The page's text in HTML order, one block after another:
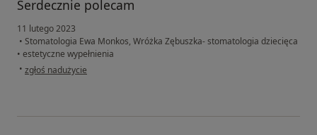
Serdecznie polecam
11 lutego 2023
• Stomatologia Ewa Monkos, Wróżka Zębuszka- stomatologia dziecięca
• estetyczne wypełnienia
• w opinii użytkownika Adrian
zgłoś nadużycie